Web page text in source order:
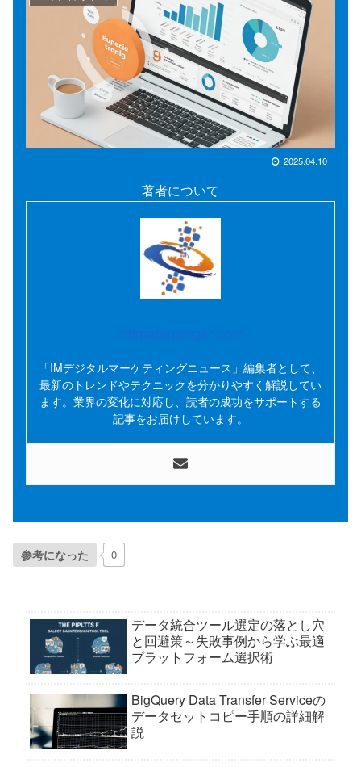
2025.04.10
著者について
intimatemerger.com
「IMデジタルマーケティングニュース」編集者として、
最新のトレンドやテクニックを分かりやすく解説してい
ます。業界の変化に対応し、読者の成功をサポートする
記事をお届けしています。
参考になった 0
データ統合ツール選定の落とし穴
と回避策～失敗事例から学ぶ最適
プラットフォーム選択術
BigQuery Data Transfer Serviceの
データセットコピー手順の詳細解
説